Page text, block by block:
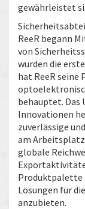
gewährleistet
ReeR begann
von
wurden die
hat ReeR
behauptet.
Innovationen
zuverlässige
am
globale
Produktpalette
Lösungen für
anzubieten.